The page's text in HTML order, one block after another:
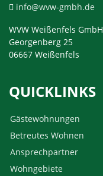
info@wvw-gmbh.de
WVW Weißenfels GmbH
Georgenberg 25
06667 Weißenfels
QUICKLINKS
Gästewohnungen
Betreutes Wohnen
Ansprechpartner
Wohngebiete